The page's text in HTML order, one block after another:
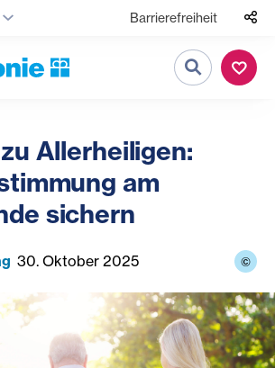
Barrierefreiheit
Suche
Allerheiligen:
am
sichern
30. Oktober 2025 ©